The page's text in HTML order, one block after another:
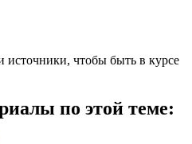
источники, чтобы быть в курсе
по этой теме: